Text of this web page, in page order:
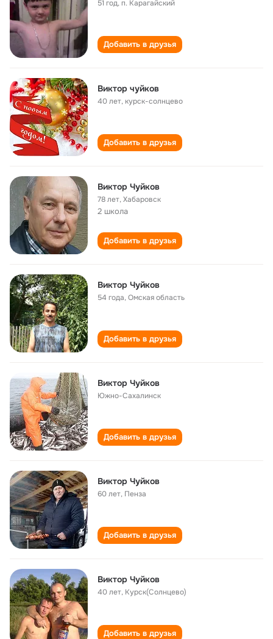
51 год,п. Карагайский
Добавить в друзья
Виктор чуйков
40 лет,курск-солнцево
Добавить в друзья
Виктор Чуйков
78 лет,Хабаровск
2 школа
Добавить в друзья
Виктор Чуйков
54 года,Омская область
Добавить в друзья
Виктор Чуйков
Южно-Сахалинск
Добавить в друзья
Виктор Чуйков
60 лет, Пенза
Добавить в друзья
Виктор Чуйков
40 лет, Курск(Солнцево)
Добавить в друзья